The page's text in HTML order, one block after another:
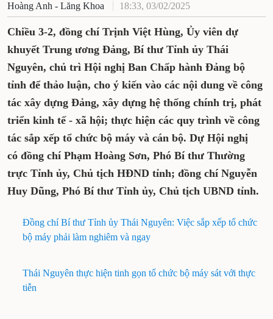
Hoàng Anh - Lăng Khoa 18:33, 03/02/2025
Chiều 3-2, đồng chí Trịnh Việt Hùng, Ủy viên dự
khuyết Trung ương Đảng, Bí thư Tỉnh ủy Thái
Nguyên, chủ trì Hội nghị Ban Chấp hành Đảng bộ
tỉnh để thảo luận, cho ý kiến vào các nội dung về công
tác xây dựng Đảng, xây dựng hệ thống chính trị, phát
triển kinh tế - xã hội; thực hiện các quy trình về công
tác sắp xếp tổ chức bộ máy và cán bộ. Dự Hội nghị
có đồng chí Phạm Hoàng Sơn, Phó Bí thư Thường
trực Tỉnh ủy, Chủ tịch HĐND tỉnh; đồng chí Nguyễn
Huy Dũng, Phó Bí thư Tỉnh ủy, Chủ tịch UBND tỉnh.
Đồng chí Bí thư Tỉnh ủy Thái Nguyên: Việc sắp xếp tổ chức
bộ máy phải làm nghiêm và ngay
Thái Nguyên thực hiện tinh gọn tổ chức bộ máy sát với thực
tiễn